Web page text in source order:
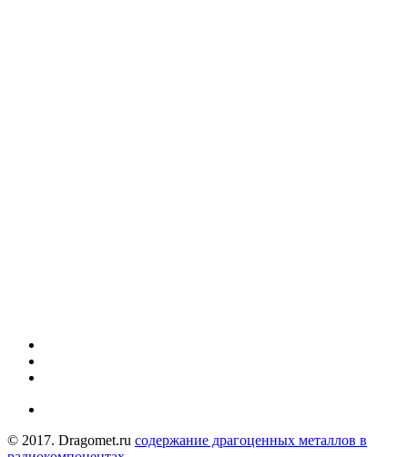
© 2017. Dragomet.ru содержание драгоценных металлов в